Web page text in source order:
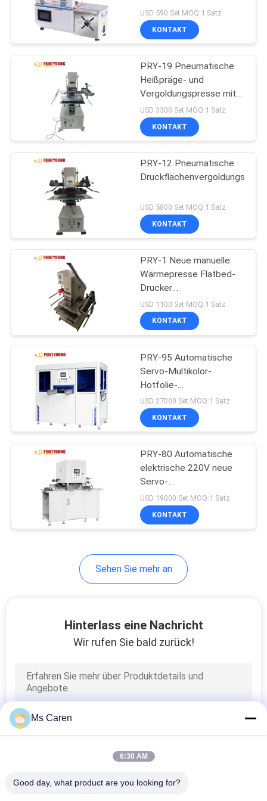
SITEMAP
PRIVACY
Paper Bag Making
Machine
71
automatische
Schneidemaschine
65
UV
Beschichtungsmaschine
Buchbindungs-
Maschine
Offset-
Flexo-
Druckmaschine
Bandmaschine für
Kartonverpackungen mit
langer Lebensdauer
USD 590 Set MOQ:1 Satz
KONTAKT
PRY-19 Pneumatische
Heißpräge- und
Vergoldungspresse mit
steigendem Druck
USD 3300 Set MOQ:1 Satz
KONTAKT
PRY-12 Pneumatische
USD 5800 Set MOQ:1 Satz
KONTAKT
PRY-1 Neue manuelle
Wärmepresse Flatbed-
Drucker
Warmstempelmaschine
USD 1100 Set MOQ:1 Satz
KONTAKT
PRY-95 Automatische
Servo-Multikolor-
Hotfolie-
Stemplermaschine für
Papier mit Motor
USD 27000 Set MOQ:1 Satz
KONTAKT
PRY-80 Automatische
elektrische 220V neue
Servo-
Heißfolienprägemaschine
USD 19000 Set MOQ:1 Satz
KONTAKT
Sehen Sie mehr an
Hinterlass eine Nachricht
Wir rufen Sie bald zurück!
Ms Caren
6:30 AM
Good day, what product are you looking for?